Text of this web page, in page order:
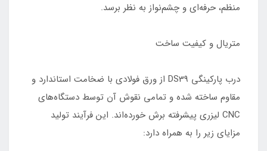
منظم، حرفه‌ای و چشم‌نواز به نظر برسد.
متریال و کیفیت ساخت
درب پارکینگی DS39 از ورق فولادی با ضخامت استاندارد و
مقاوم ساخته شده و تمامی نقوش آن توسط دستگاه‌های
CNC لیزری پیشرفته برش خورده‌اند. این فرآیند تولید
مزایای زیر را به همراه دارد: